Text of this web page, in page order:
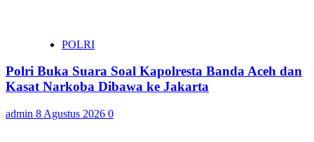
POLRI
Polri Buka Suara Soal Kapolresta Banda Aceh dan
Kasat Narkoba Dibawa ke Jakarta
admin 8 Agustus 2026 0